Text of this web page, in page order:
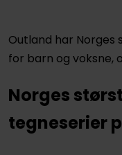
Outland har Norges
for barn og voksne,
Norges
tegneserier